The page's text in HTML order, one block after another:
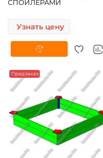
СПОЙЛЕРАМИ
Узнать цену
Предзаказ